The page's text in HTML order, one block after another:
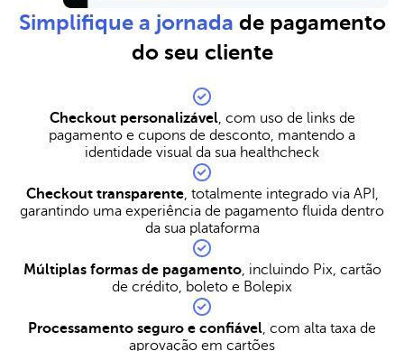
Simplifique a jornada de pagamento
do seu cliente
Checkout personalizável, com uso de links de
pagamento e cupons de desconto, mantendo a
identidade visual da sua healthcheck
Checkout transparente, totalmente integrado via API,
garantindo uma experiência de pagamento fluida dentro
da sua plataforma
Múltiplas formas de pagamento, incluindo Pix, cartão
de crédito, boleto e Bolepix
Processamento seguro e confiável, com alta taxa de
aprovação em cartões